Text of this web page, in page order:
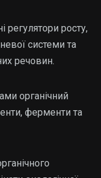
регулятори росту,
системи та
речовин.
органічний
ферменти та